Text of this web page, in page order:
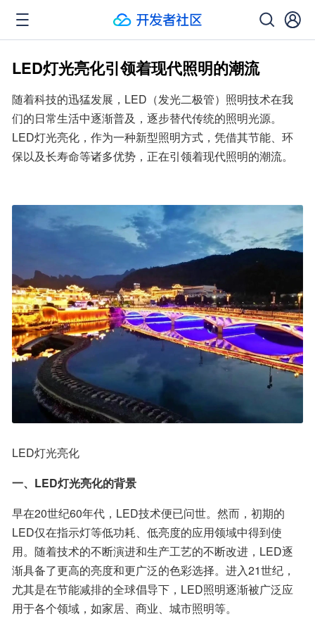
LED灯光亮化引领着现代照明的潮流
随着科技的迅猛发展，LED（发光二极管）照明技术在我
们的日常生活中逐渐普及，逐步替代传统的照明光源。
LED灯光亮化，作为一种新型照明方式，凭借其节能、环
保以及长寿命等诸多优势，正在引领着现代照明的潮流。
LED灯光亮化
一、LED灯光亮化的背景
早在20世纪60年代，LED技术便已问世。然而，初期的
LED仅在指示灯等低功耗、低亮度的应用领域中得到使
用。随着技术的不断演进和生产工艺的不断改进，LED逐
渐具备了更高的亮度和更广泛的色彩选择。进入21世纪，
尤其是在节能减排的全球倡导下，LED照明逐渐被广泛应
用于各个领域，如家居、商业、城市照明等。